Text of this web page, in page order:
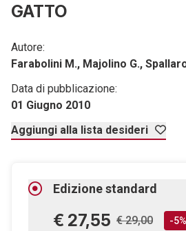
GATTO
Autore:
Farabolini M., Majolino G.,
Data di pubblicazione:
01 Giugno 2010
Aggiungi alla lista desideri
Edizione standard
€ 27,55 € 29,00 -5%